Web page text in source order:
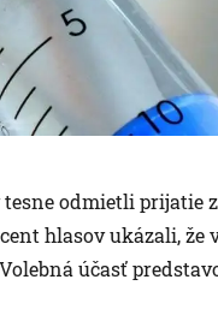
tesne odmietli prijatie
hlasov ukázali, že
účasť